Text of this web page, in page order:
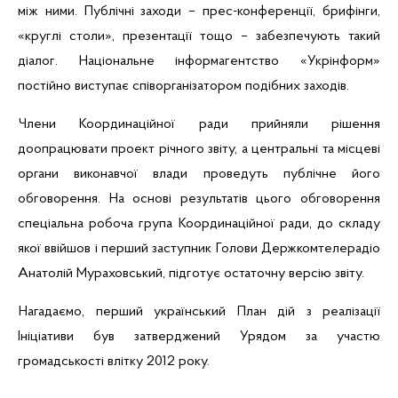
між ними. Публічні заходи – прес-конференції, брифінги,
«круглі столи», презентації тощо – забезпечують такий
діалог. Національне інформагентство
«Укрінформ»
постійно виступає співорганізатором подібних заходів.
Члени Координаційної ради прийняли рішення
доопрацювати проект річного звіту, а центральні та місцеві
органи виконавчої влади проведуть публічне його
обговорення. На основі результатів цього обговорення
спеціальна робоча група Координаційної ради, до складу
якої ввійшов і перший заступник Голови Держкомтелерадіо
Анатолій Мураховський, підготує остаточну версію звіту.
Нагадаємо, перший український План дій з реалізації
Ініціативи був затверджений Урядом за участю
громадськості влітку 2012 року.